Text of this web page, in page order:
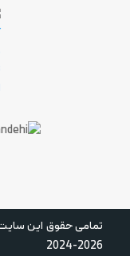
تمامی حقوق این
2024-2026